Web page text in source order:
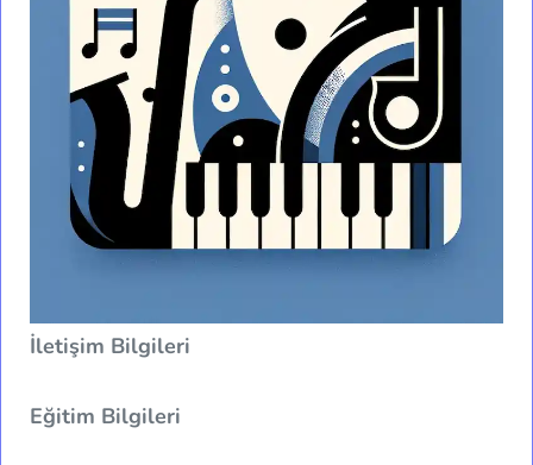
İletişim Bilgileri
Eğitim Bilgileri